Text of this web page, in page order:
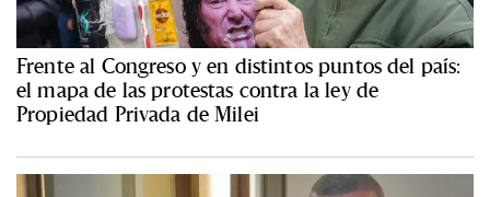
Frente al Congreso y en distintos puntos del país:
el mapa de las protestas contra la ley de
Propiedad Privada de Milei